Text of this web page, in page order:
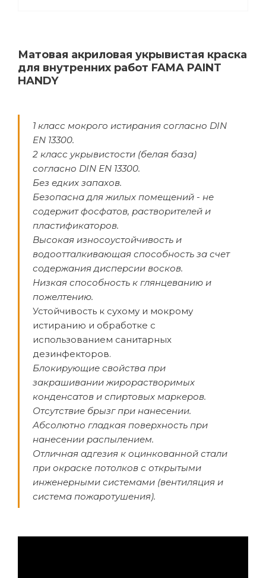
Матовая акриловая укрывистая краска
для внутренних работ FAMA PAINT
HANDY
1 класс мокрого истирания согласно DIN
EN 13300.
2 класс укрывистости (белая база)
согласно DIN EN 13300.
Без едких запахов.
Безопасна для жилых помещений - не
содержит фосфатов, растворителей и
пластификаторов.
Высокая износоустойчивость и
водоотталкивающая способность за счет
содержания дисперсии восков.
Низкая способность к глянцеванию и
пожелтению.
Устойчивость к сухому и мокрому
истиранию и обработке с
использованием санитарных
дезинфекторов.
Блокирующие свойства при
закрашивании жирорастворимых
конденсатов и спиртовых маркеров.
Отсутствие брызг при нанесении.
Абсолютно гладкая поверхность при
нанесении распылением.
Отличная адгезия к оцинкованной стали
при окраске потолков с открытыми
инженерными системами (вентиляция и
система пожаротушения).